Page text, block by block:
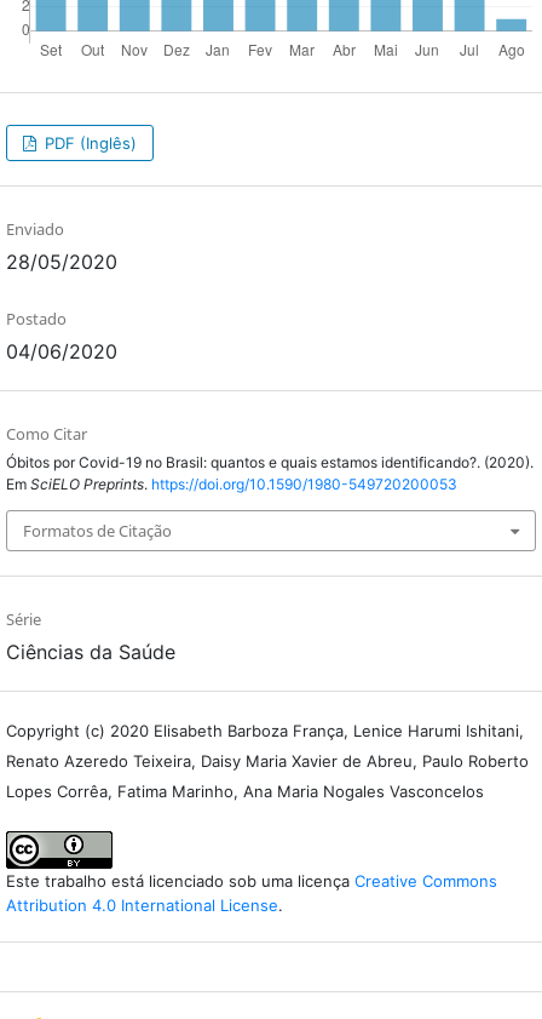
PDF (Inglês)
Enviado
28/05/2020
Postado
04/06/2020
Como Citar
Óbitos por Covid-19 no Brasil: quantos e quais estamos identificando?. (2020).
Em SciELO Preprints. https://doi.org/10.1590/1980-549720200053
Formatos de Citação
Série
Ciências da Saúde
Copyright (c) 2020 Elisabeth Barboza França, Lenice Harumi Ishitani,
Renato Azeredo Teixeira, Daisy Maria Xavier de Abreu, Paulo Roberto
Lopes Corrêa, Fatima Marinho, Ana Maria Nogales Vasconcelos
Este trabalho está licenciado sob uma licença Creative Commons
Attribution 4.0 International License.